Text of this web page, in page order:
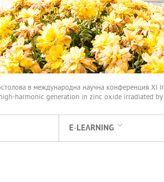
в международна научна конференция
harmonic generation in zinc oxide irradiated
E-LEARNING